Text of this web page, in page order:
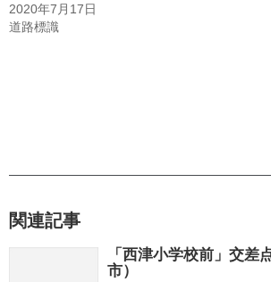
2020年7月17日
道路標識
関連記事
「西津小学校前」交差
市）